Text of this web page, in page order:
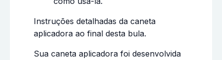
Instruções detalhadas da caneta
aplicadora ao final desta bula.
Sua caneta aplicadora foi desenvolvida